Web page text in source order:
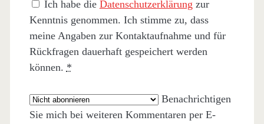
Ich habe die Datenschutzerklärung zur
Kenntnis genommen. Ich stimme zu, dass
meine Angaben zur Kontaktaufnahme und für
Rückfragen dauerhaft gespeichert werden
können. *
Benachrichtigen
Sie mich bei weiteren Kommentaren per E-